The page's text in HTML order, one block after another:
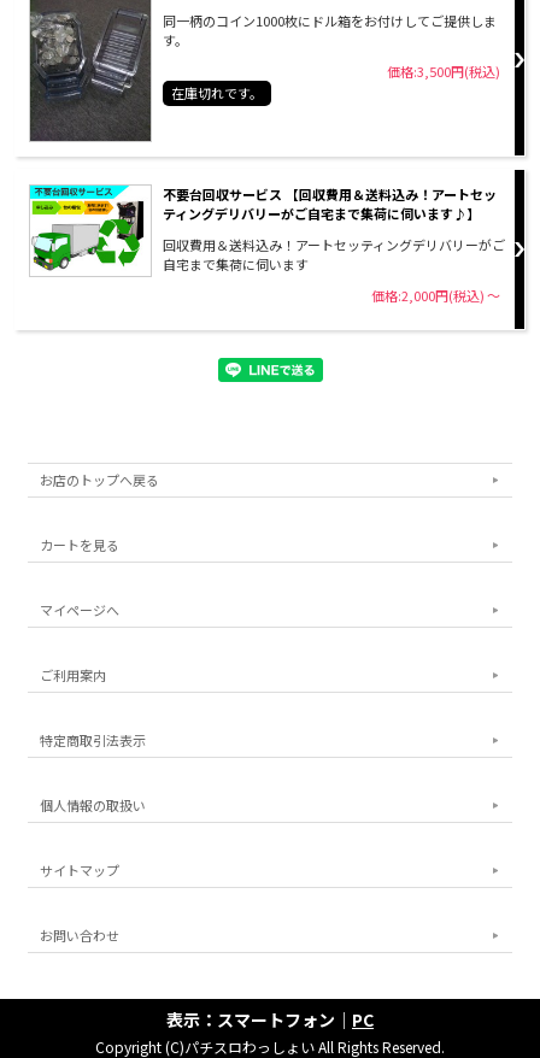
同一柄のコイン1000枚にドル箱をお付けしてご提供しま
す。
価格:3,500円(税込)
在庫切れです。
不要台回収サービス 【回収費用＆送料込み！アートセッ
ティングデリバリーがご自宅まで集荷に伺います♪】
回収費用＆送料込み！アートセッティングデリバリーがご
自宅まで集荷に伺います
価格:2,000円(税込)～
お店のトップへ戻る
カートを見る
マイページへ
ご利用案内
特定商取引法表示
個人情報の取扱い
サイトマップ
お問い合わせ
表示：スマートフォン｜ PC
Copyright (C)パチスロわっしょい All Rights Reserved.